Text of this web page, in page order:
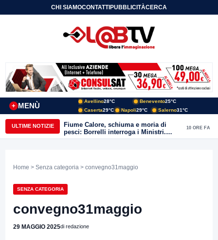
CHI SIAMOCONTATTIPUBBLICITÀCERCA
MENÙ
+
Avellino28°C Benevento25°C
Caserta29°C Napoli29°C Salerno31°C
ULTIME NOTIZIE
Fiume Calore, schiuma e moria di
pesci: Borrelli interroga i Ministri.
“Benevento paga l’assenza del
10 ORE FA
Home > Senza categoria > convegno31maggio
SENZA CATEGORIA
convegno31maggio
29 MAGGIO 2025di redazione